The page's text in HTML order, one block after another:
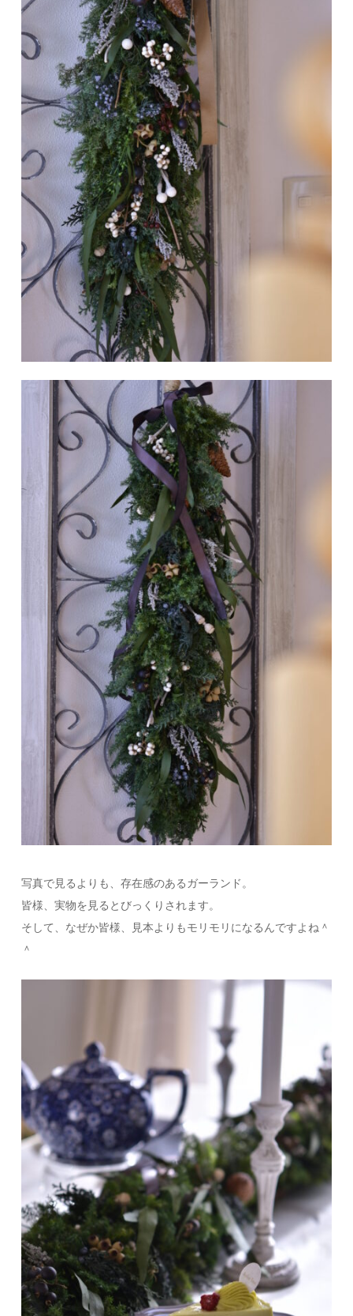
写真で見るよりも、存在感のあるガーランド。
皆様、実物を見るとびっくりされます。
そして、なぜか皆様、見本よりもモリモリになるんですよね＾
＾